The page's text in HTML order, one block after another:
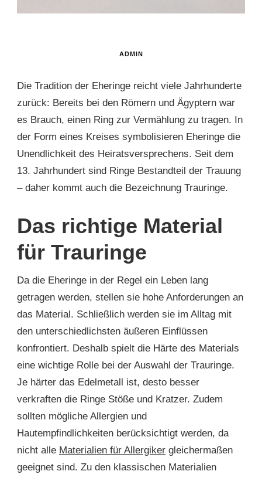
ADMIN
Die Tradition der Eheringe reicht viele Jahrhunderte
zurück: Bereits bei den Römern und Ägyptern war
es Brauch, einen Ring zur Vermählung zu tragen. In
der Form eines Kreises symbolisieren Eheringe die
Unendlichkeit des Heiratsversprechens. Seit dem
13. Jahrhundert sind Ringe Bestandteil der Trauung
– daher kommt auch die Bezeichnung Trauringe.
Das richtige Material
für Trauringe
Da die Eheringe in der Regel ein Leben lang
getragen werden, stellen sie hohe Anforderungen an
das Material. Schließlich werden sie im Alltag mit
den unterschiedlichsten äußeren Einflüssen
konfrontiert. Deshalb spielt die Härte des Materials
eine wichtige Rolle bei der Auswahl der Trauringe.
Je härter das Edelmetall ist, desto besser
verkraften die Ringe Stöße und Kratzer. Zudem
sollten mögliche Allergien und
Hautempfindlichkeiten berücksichtigt werden, da
nicht alle Materialien für Allergiker gleichermaßen
geeignet sind. Zu den klassischen Materialien